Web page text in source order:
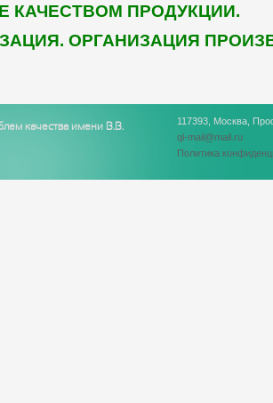
КАЧЕСТВОМ ПРОДУКЦИИ.
ОРГАНИЗАЦИЯ
качества имени В.В.
117393, Москва,
ql-mail@mail.ru
Политика